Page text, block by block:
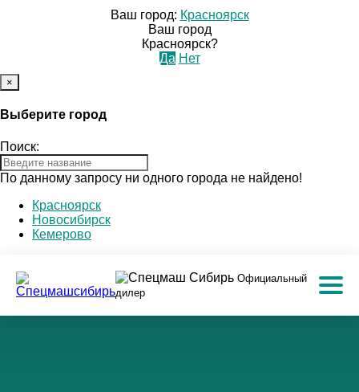
Ваш город: Красноярск
Ваш город
Красноярск?
Да Нет
×
Выберите город
Поиск:
По данному запросу ни одного города не найдено!
Красноярск
Новосибирск
Кемерово
Официальный
дилер